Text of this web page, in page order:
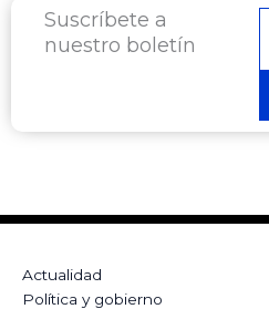
Suscríbete a
nuestro boletín
Actualidad
Política y gobierno